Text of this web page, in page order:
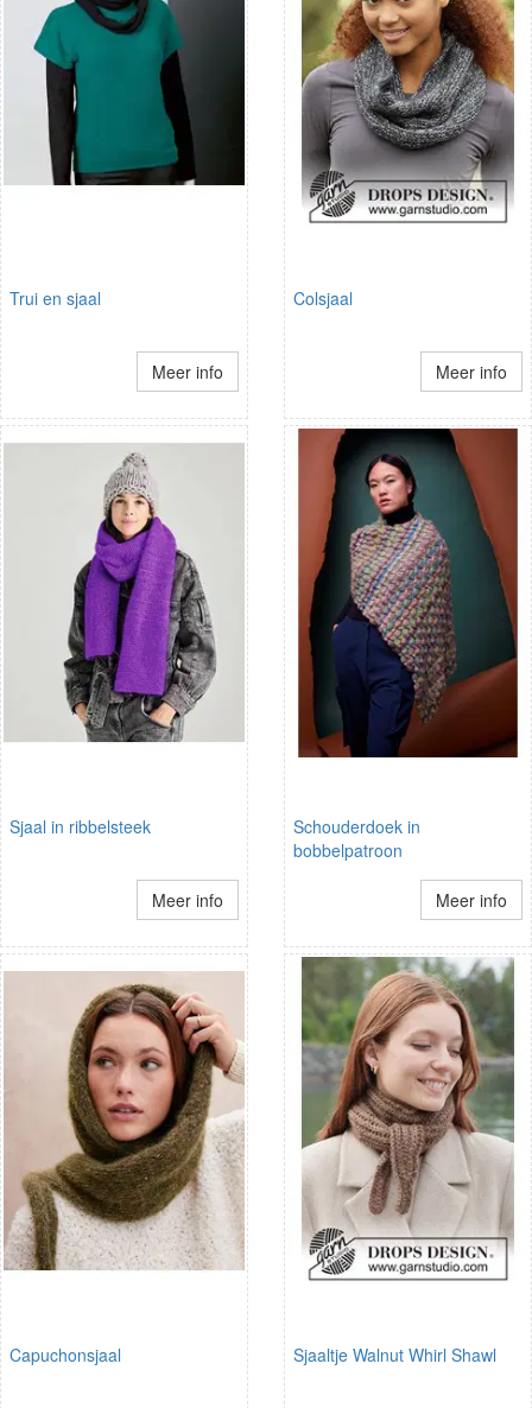
Trui en sjaal
Meer info
Colsjaal
Meer info
Sjaal in ribbelsteek
Meer info
Schouderdoek in
bobbelpatroon
Meer info
Capuchonsjaal Sjaaltje Walnut Whirl Shawl